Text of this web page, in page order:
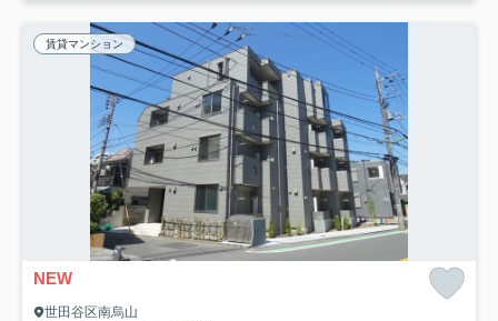
賃貸マンション
NEW
世田谷区南烏山